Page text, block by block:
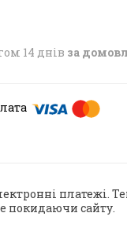
14 днів за
платежі.
покидаючи сайту.